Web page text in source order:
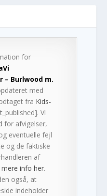
for
– Burlwood m.
med
fra Kids-
Vi
for afvigelser,
eventuelle fejl
og de faktiske
af
mere info her.
også, at
indeholder